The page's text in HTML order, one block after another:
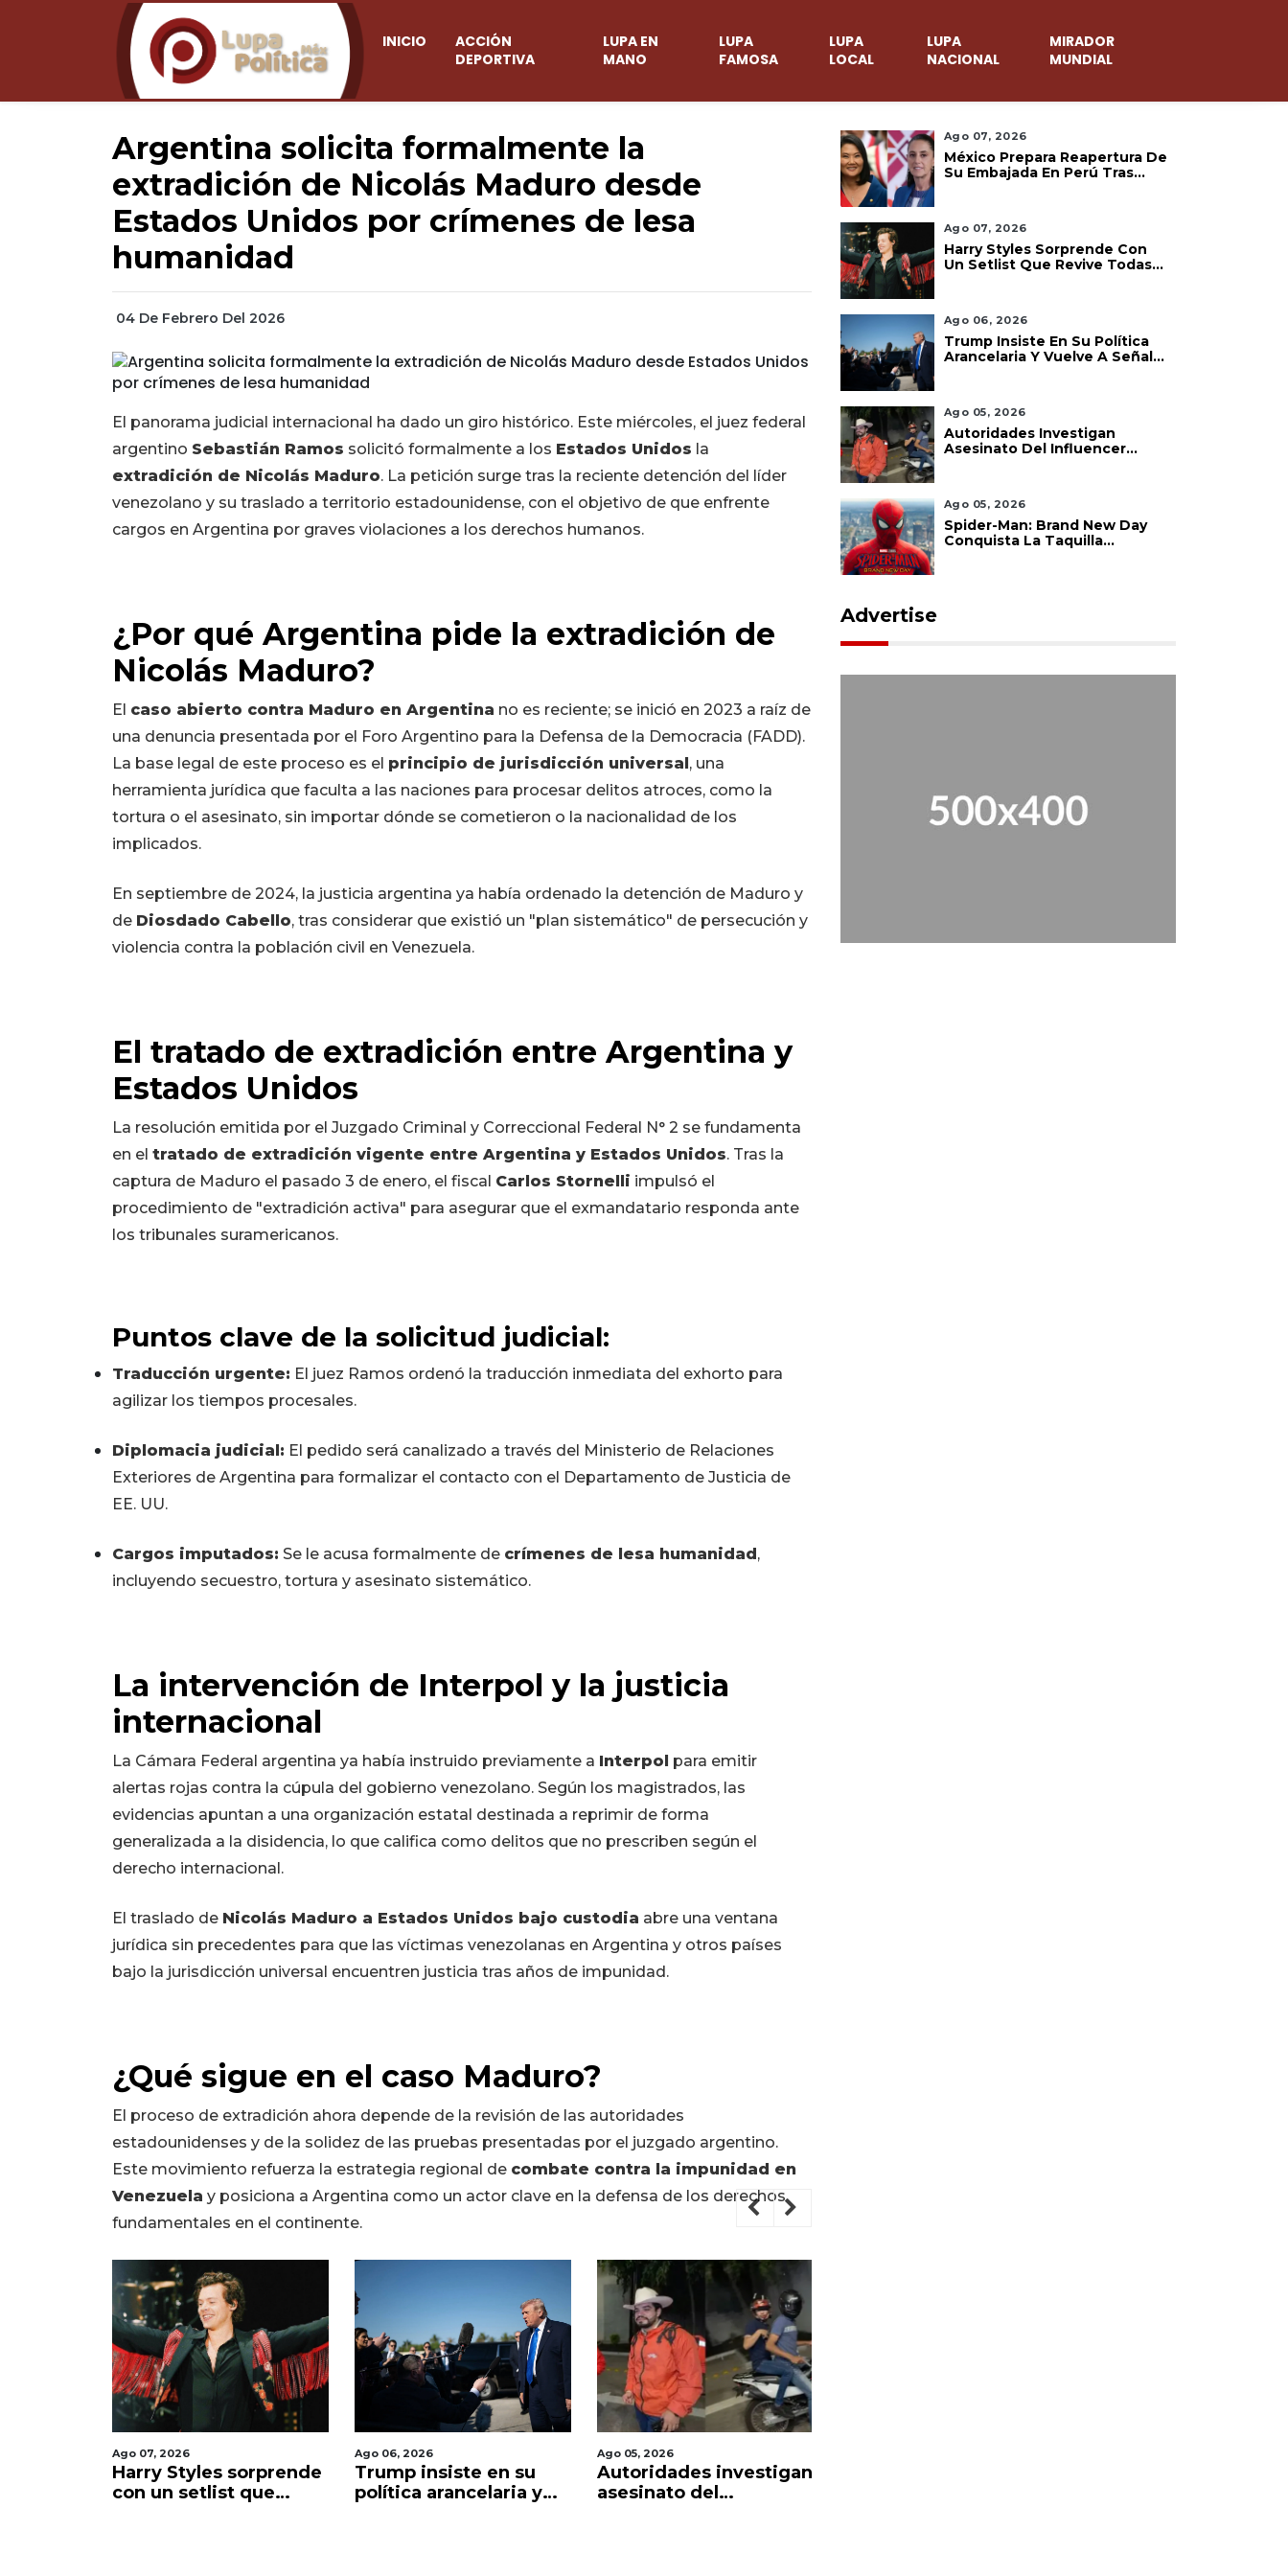
INICIO
ACCIÓN
DEPORTIVA
LUPA EN
MANO
LUPA
FAMOSA
LUPA
LOCAL
LUPA
NACIONAL
MIRADOR
MUNDIAL
Argentina solicita formalmente la
extradición de Nicolás Maduro desde
Estados Unidos por crímenes de lesa
humanidad
04 De Febrero Del 2026
El panorama judicial internacional ha dado un giro histórico. Este miércoles, el juez federal
argentino Sebastián Ramos solicitó formalmente a los Estados Unidos la
extradición de Nicolás Maduro. La petición surge tras la reciente detención del líder
venezolano y su traslado a territorio estadounidense, con el objetivo de que enfrente
cargos en Argentina por graves violaciones a los derechos humanos.
¿Por qué Argentina pide la extradición de
Nicolás Maduro?
El caso abierto contra Maduro en Argentina no es reciente; se inició en 2023 a raíz de
una denuncia presentada por el Foro Argentino para la Defensa de la Democracia (FADD).
La base legal de este proceso es el principio de jurisdicción universal, una
herramienta jurídica que faculta a las naciones para procesar delitos atroces, como la
tortura o el asesinato, sin importar dónde se cometieron o la nacionalidad de los
implicados.
En septiembre de 2024, la justicia argentina ya había ordenado la detención de Maduro y
de Diosdado Cabello, tras considerar que existió un "plan sistemático" de persecución y
violencia contra la población civil en Venezuela.
El tratado de extradición entre Argentina y
Estados Unidos
La resolución emitida por el Juzgado Criminal y Correccional Federal N° 2 se fundamenta
en el tratado de extradición vigente entre Argentina y Estados Unidos. Tras la
captura de Maduro el pasado 3 de enero, el fiscal Carlos Stornelli impulsó el
procedimiento de "extradición activa" para asegurar que el exmandatario responda ante
los tribunales suramericanos.
Puntos clave de la solicitud judicial:
Traducción urgente: El juez Ramos ordenó la traducción inmediata del exhorto para
agilizar los tiempos procesales.
Diplomacia judicial: El pedido será canalizado a través del Ministerio de Relaciones
Exteriores de Argentina para formalizar el contacto con el Departamento de Justicia de
EE. UU.
Cargos imputados: Se le acusa formalmente de crímenes de lesa humanidad,
incluyendo secuestro, tortura y asesinato sistemático.
La intervención de Interpol y la justicia
internacional
La Cámara Federal argentina ya había instruido previamente a Interpol para emitir
alertas rojas contra la cúpula del gobierno venezolano. Según los magistrados, las
evidencias apuntan a una organización estatal destinada a reprimir de forma
generalizada a la disidencia, lo que califica como delitos que no prescriben según el
derecho internacional.
El traslado de Nicolás Maduro a Estados Unidos bajo custodia abre una ventana
jurídica sin precedentes para que las víctimas venezolanas en Argentina y otros países
bajo la jurisdicción universal encuentren justicia tras años de impunidad.
¿Qué sigue en el caso Maduro?
El proceso de extradición ahora depende de la revisión de las autoridades
estadounidenses y de la solidez de las pruebas presentadas por el juzgado argentino.
Este movimiento refuerza la estrategia regional de combate contra la impunidad en
Venezuela y posiciona a Argentina como un actor clave en la defensa de los derechos
fundamentales en el continente.
Ago 07, 2026
Harry Styles sorprende
con un setlist que
Ago 06, 2026
Trump insiste en su
política arancelaria y
Ago 05, 2026
Autoridades investigan
asesinato del
Ago 07, 2026
México Prepara Reapertura De
Su Embajada En Perú Tras
Ago 07, 2026
Harry Styles Sorprende Con
Un Setlist Que Revive Todas
Ago 06, 2026
Trump Insiste En Su Política
Arancelaria Y Vuelve A Señalar
Ago 05, 2026
Autoridades Investigan
Asesinato Del Influencer
Ago 05, 2026
Spider-Man: Brand New Day
Conquista La Taquilla
Advertise